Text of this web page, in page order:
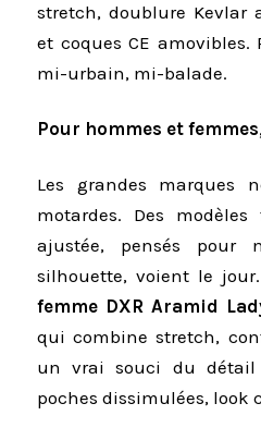
stretch, doublure Kevlar
et coques CE
mi-urbain, mi-balade.
Pour hommes et
Les grandes marques
motardes. Des
ajustée, pensés pour
silhouette, voient le
femme DXR Aramid
qui combine stretch,
un vrai souci du détail
poches dissimulées, look